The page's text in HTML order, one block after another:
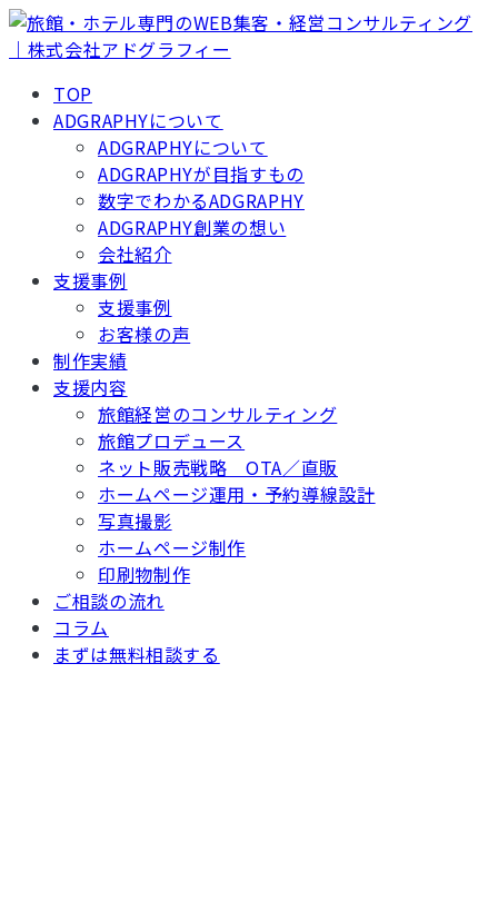
TOP
ADGRAPHYについて
ADGRAPHYについて
ADGRAPHYが目指すもの
数字でわかるADGRAPHY
ADGRAPHY創業の想い
会社紹介
支援事例
支援事例
お客様の声
制作実績
支援内容
旅館経営のコンサルティング
旅館プロデュース
ネット販売戦略 OTA／直販
ホームページ運用・予約導線設計
写真撮影
ホームページ制作
印刷物制作
ご相談の流れ
コラム
まずは無料相談する